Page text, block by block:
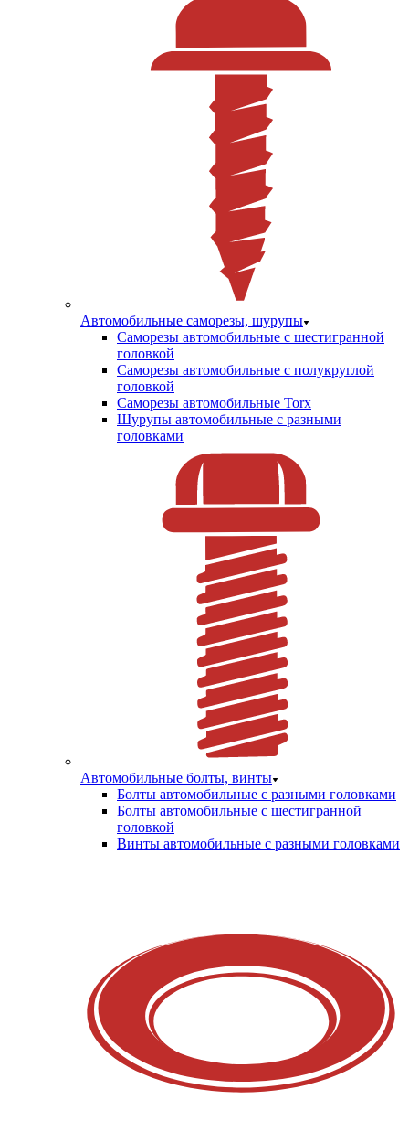
Автомобильные саморезы, шурупы
Саморезы автомобильные с шестигранной
головкой
Саморезы автомобильные с полукруглой
головкой
Саморезы автомобильные Torx
Шурупы автомобильные с разными
головками
Автомобильные болты, винты
Болты автомобильные с разными головками
Болты автомобильные с шестигранной
головкой
Винты автомобильные с разными головками